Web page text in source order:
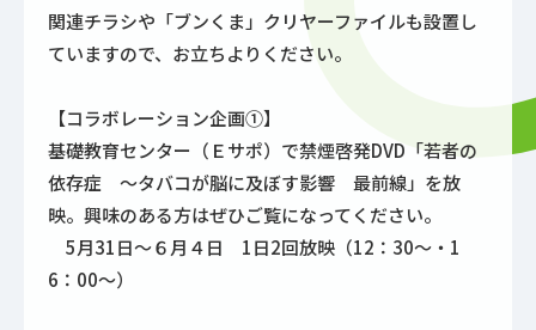
関連チラシや「ブンくま」クリヤーファイルも設置し
ていますので、お立ちよりください。
【コラボレーション企画①】
基礎教育センター（Ｅサポ）で禁煙啓発DVD「若者の
依存症 ～タバコが脳に及ぼす影響 最前線」を放
映。興味のある方はぜひご覧になってください。
5月31日～６月４日 1日2回放映（12：30～・1
6：00～）